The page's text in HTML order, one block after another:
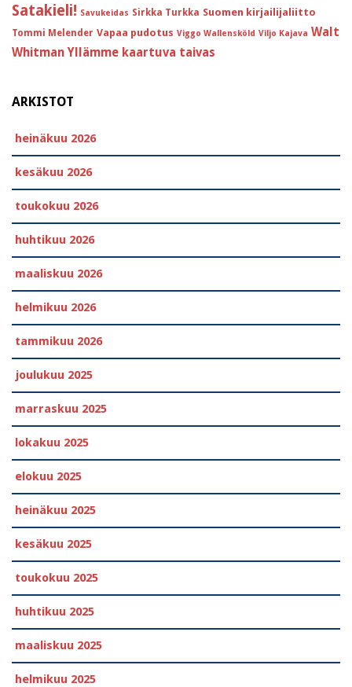
Satakieli! Savukeidas Sirkka Turkka Suomen kirjailijaliitto
Tommi Melender Vapaa pudotus Viggo Wallensköld Viljo Kajava Walt
Whitman Yllämme kaartuva taivas
ARKISTOT
heinäkuu 2026
kesäkuu 2026
toukokuu 2026
huhtikuu 2026
maaliskuu 2026
helmikuu 2026
tammikuu 2026
joulukuu 2025
marraskuu 2025
lokakuu 2025
elokuu 2025
heinäkuu 2025
kesäkuu 2025
toukokuu 2025
huhtikuu 2025
maaliskuu 2025
helmikuu 2025